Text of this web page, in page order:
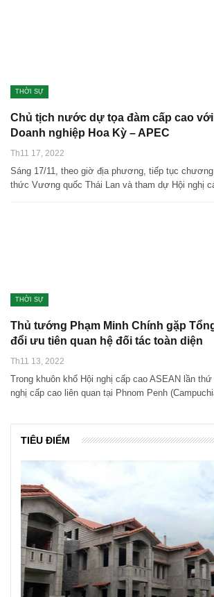
THỜI SỰ
Chủ tịch nước dự tọa đàm cấp cao
Doanh nghiệp Hoa Kỳ – APEC
Th11 17, 2022
Sáng 17/11, theo giờ địa phương, tiếp tục
thức Vương quốc Thái Lan và tham dự Hội nghị
THỜI SỰ
Thủ tướng Phạm Minh Chính gặp
đổi ưu tiên quan hệ đối tác toàn diện
Th11 13, 2022
Trong khuôn khổ Hội nghị cấp cao ASEAN lần
nghị cấp cao liên quan tại Phnom Penh
TIÊU ĐIỂM